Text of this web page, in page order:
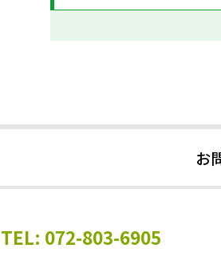
お
TEL: 072-803-6905